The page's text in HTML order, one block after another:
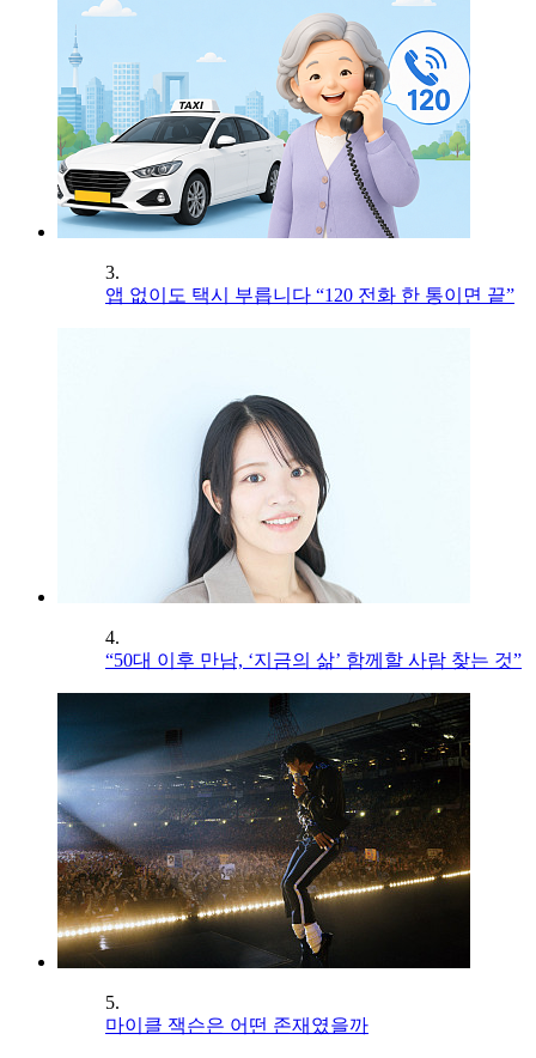
3.
앱 없이도 택시 부릅니다 “120 전화 한 통이면 끝”
4.
“50대 이후 만남, ‘지금의 삶’ 함께할 사람 찾는 것”
5.
마이클 잭슨은 어떤 존재였을까